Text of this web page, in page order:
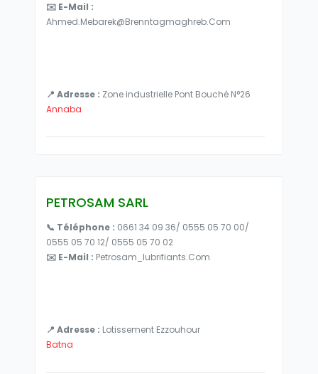
✉️ E-Mail :
Ahmed.mebarek@brenntagmaghreb.com
📍 Adresse : Zone industrielle Pont Bouché N°26
Annaba
PETROSAM SARL
📞 Téléphone : 0661 34 09 36/ 0555 05 70 00/
0555 05 70 12/ 0555 05 70 02
✉️ E-Mail : Petrosam_lubrifiants.com
📍 Adresse : Lotissement Ezzouhour
Batna